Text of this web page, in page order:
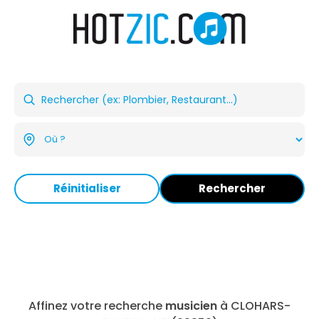
Réinitialiser Rechercher
Affinez votre recherche musicien à CLOHARS-